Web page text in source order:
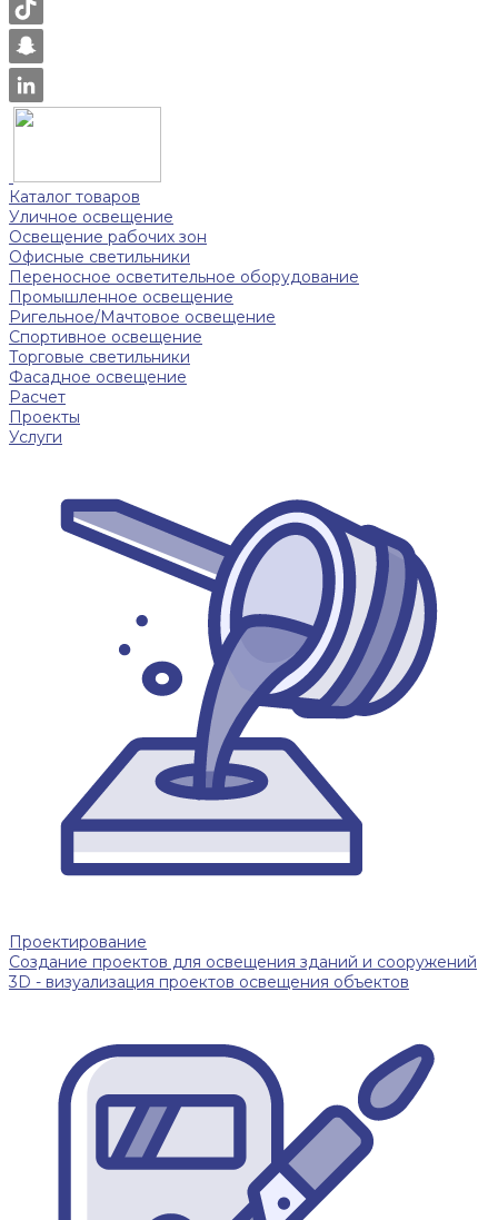
Каталог товаров
Уличное освещение
Освещение рабочих зон
Офисные светильники
Переносное осветительное оборудование
Промышленное освещение
Ригельное/Мачтовое освещение
Спортивное освещение
Торговые светильники
Фасадное освещение
Расчет
Проекты
Услуги
Проектирование
Создание проектов для освещения зданий и сооружений
3D - визуализация проектов освещения объектов